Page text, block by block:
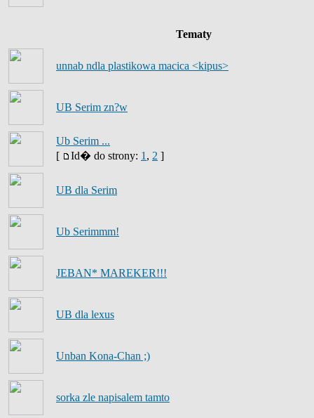
Tematy
unnab ndla plastikowa macica <kipus>
UB Serim zn?w
Ub Serim ...
[
Id� do strony: 1 , 2 ]
UB dla Serim
Ub Serimmm!
JEBAN* MAREKER!!!
UB dla lexus
Unban Kona-Chan ;)
sorka zle napisalem tamto